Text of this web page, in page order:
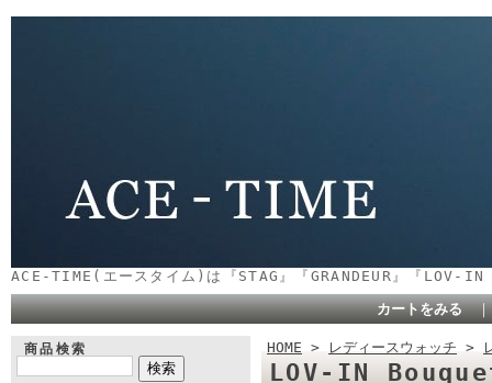
ACE-TIME(エースタイム)は『STAG』『GRANDEUR』『
カートをみる
商品検索 HOME > レディースウォッチ >
LOV-IN